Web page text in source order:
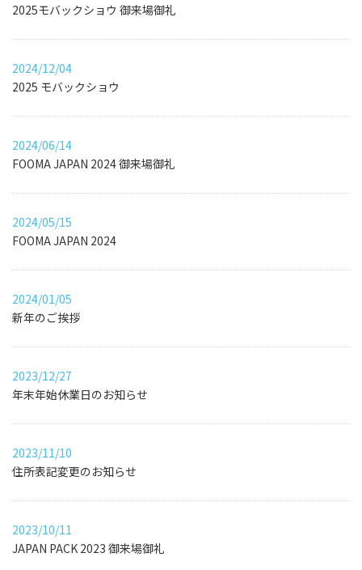
2025モバックショウ 御来場御礼
2024/12/04
2025 モバックショウ
2024/06/14
FOOMA JAPAN 2024 御来場御礼
2024/05/15
FOOMA JAPAN 2024
2024/01/05
新年のご挨拶
2023/12/27
年末年始休業日のお知らせ
2023/11/10
住所表記変更のお知らせ
2023/10/11
JAPAN PACK 2023 御来場御礼